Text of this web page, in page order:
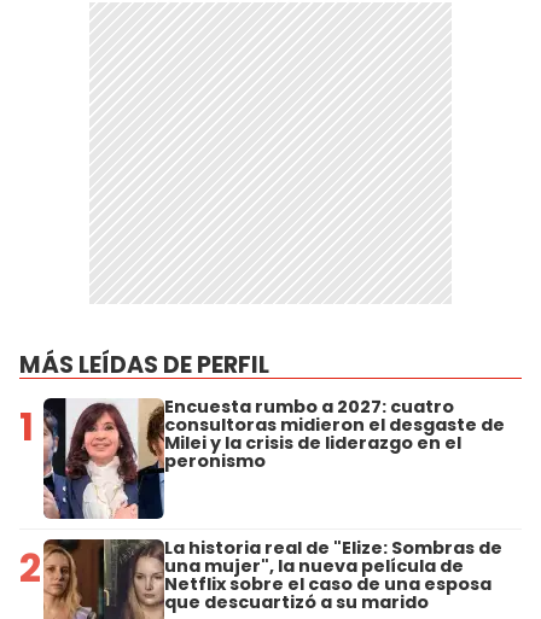
MÁS LEÍDAS DE PERFIL
1 Encuesta rumbo a 2027: cuatro
consultoras midieron el desgaste de
Milei y la crisis de liderazgo en el
peronismo
2 La historia real de "Elize: Sombras de
una mujer", la nueva película de
Netflix sobre el caso de una esposa
que descuartizó a su marido